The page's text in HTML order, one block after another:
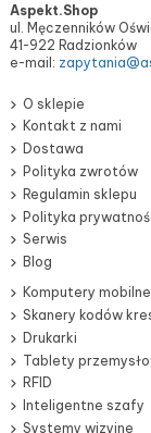
Aspekt.Shop
ul. Męczenników
41-922 Radzionków
e-mail:
O sklepie
Kontakt z nami
Dostawa
Polityka zwrotów
Regulamin sklepu
Polityka
Serwis
Blog
Komputery mobilne
Skanery kodów
Drukarki
Tablety
RFID
Inteligentne szafy
Systemy wizyjne